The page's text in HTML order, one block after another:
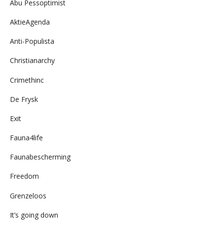
Abu Pessoptimist
AktieAgenda
Anti-Populista
Christianarchy
Crimethinc
De Frysk
Exit
Fauna4life
Faunabescherming
Freedom
Grenzeloos
It’s going down